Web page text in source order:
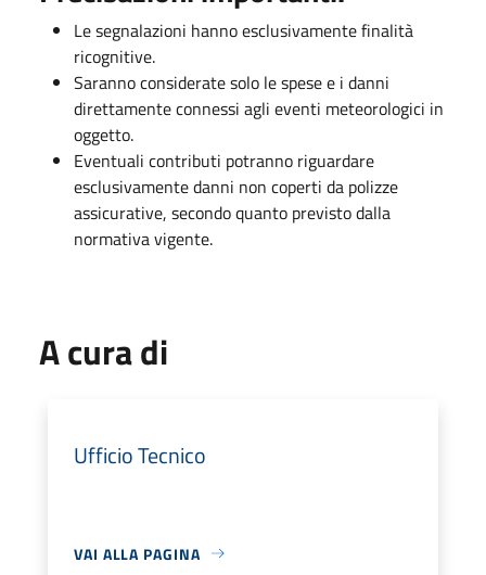
Le segnalazioni hanno esclusivamente finalità
ricognitive.
Saranno considerate solo le spese e i danni
direttamente connessi agli eventi meteorologici in
oggetto.
Eventuali contributi potranno riguardare
esclusivamente danni non coperti da polizze
assicurative, secondo quanto previsto dalla
normativa vigente.
A cura di
Ufficio Tecnico
VAI ALLA PAGINA